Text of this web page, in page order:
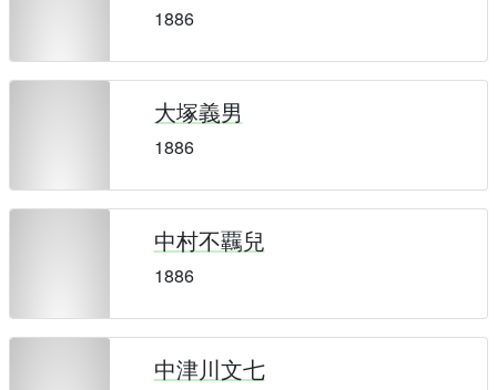
1886
大塚義男
1886
中村不覊兒
1886
中津川文七